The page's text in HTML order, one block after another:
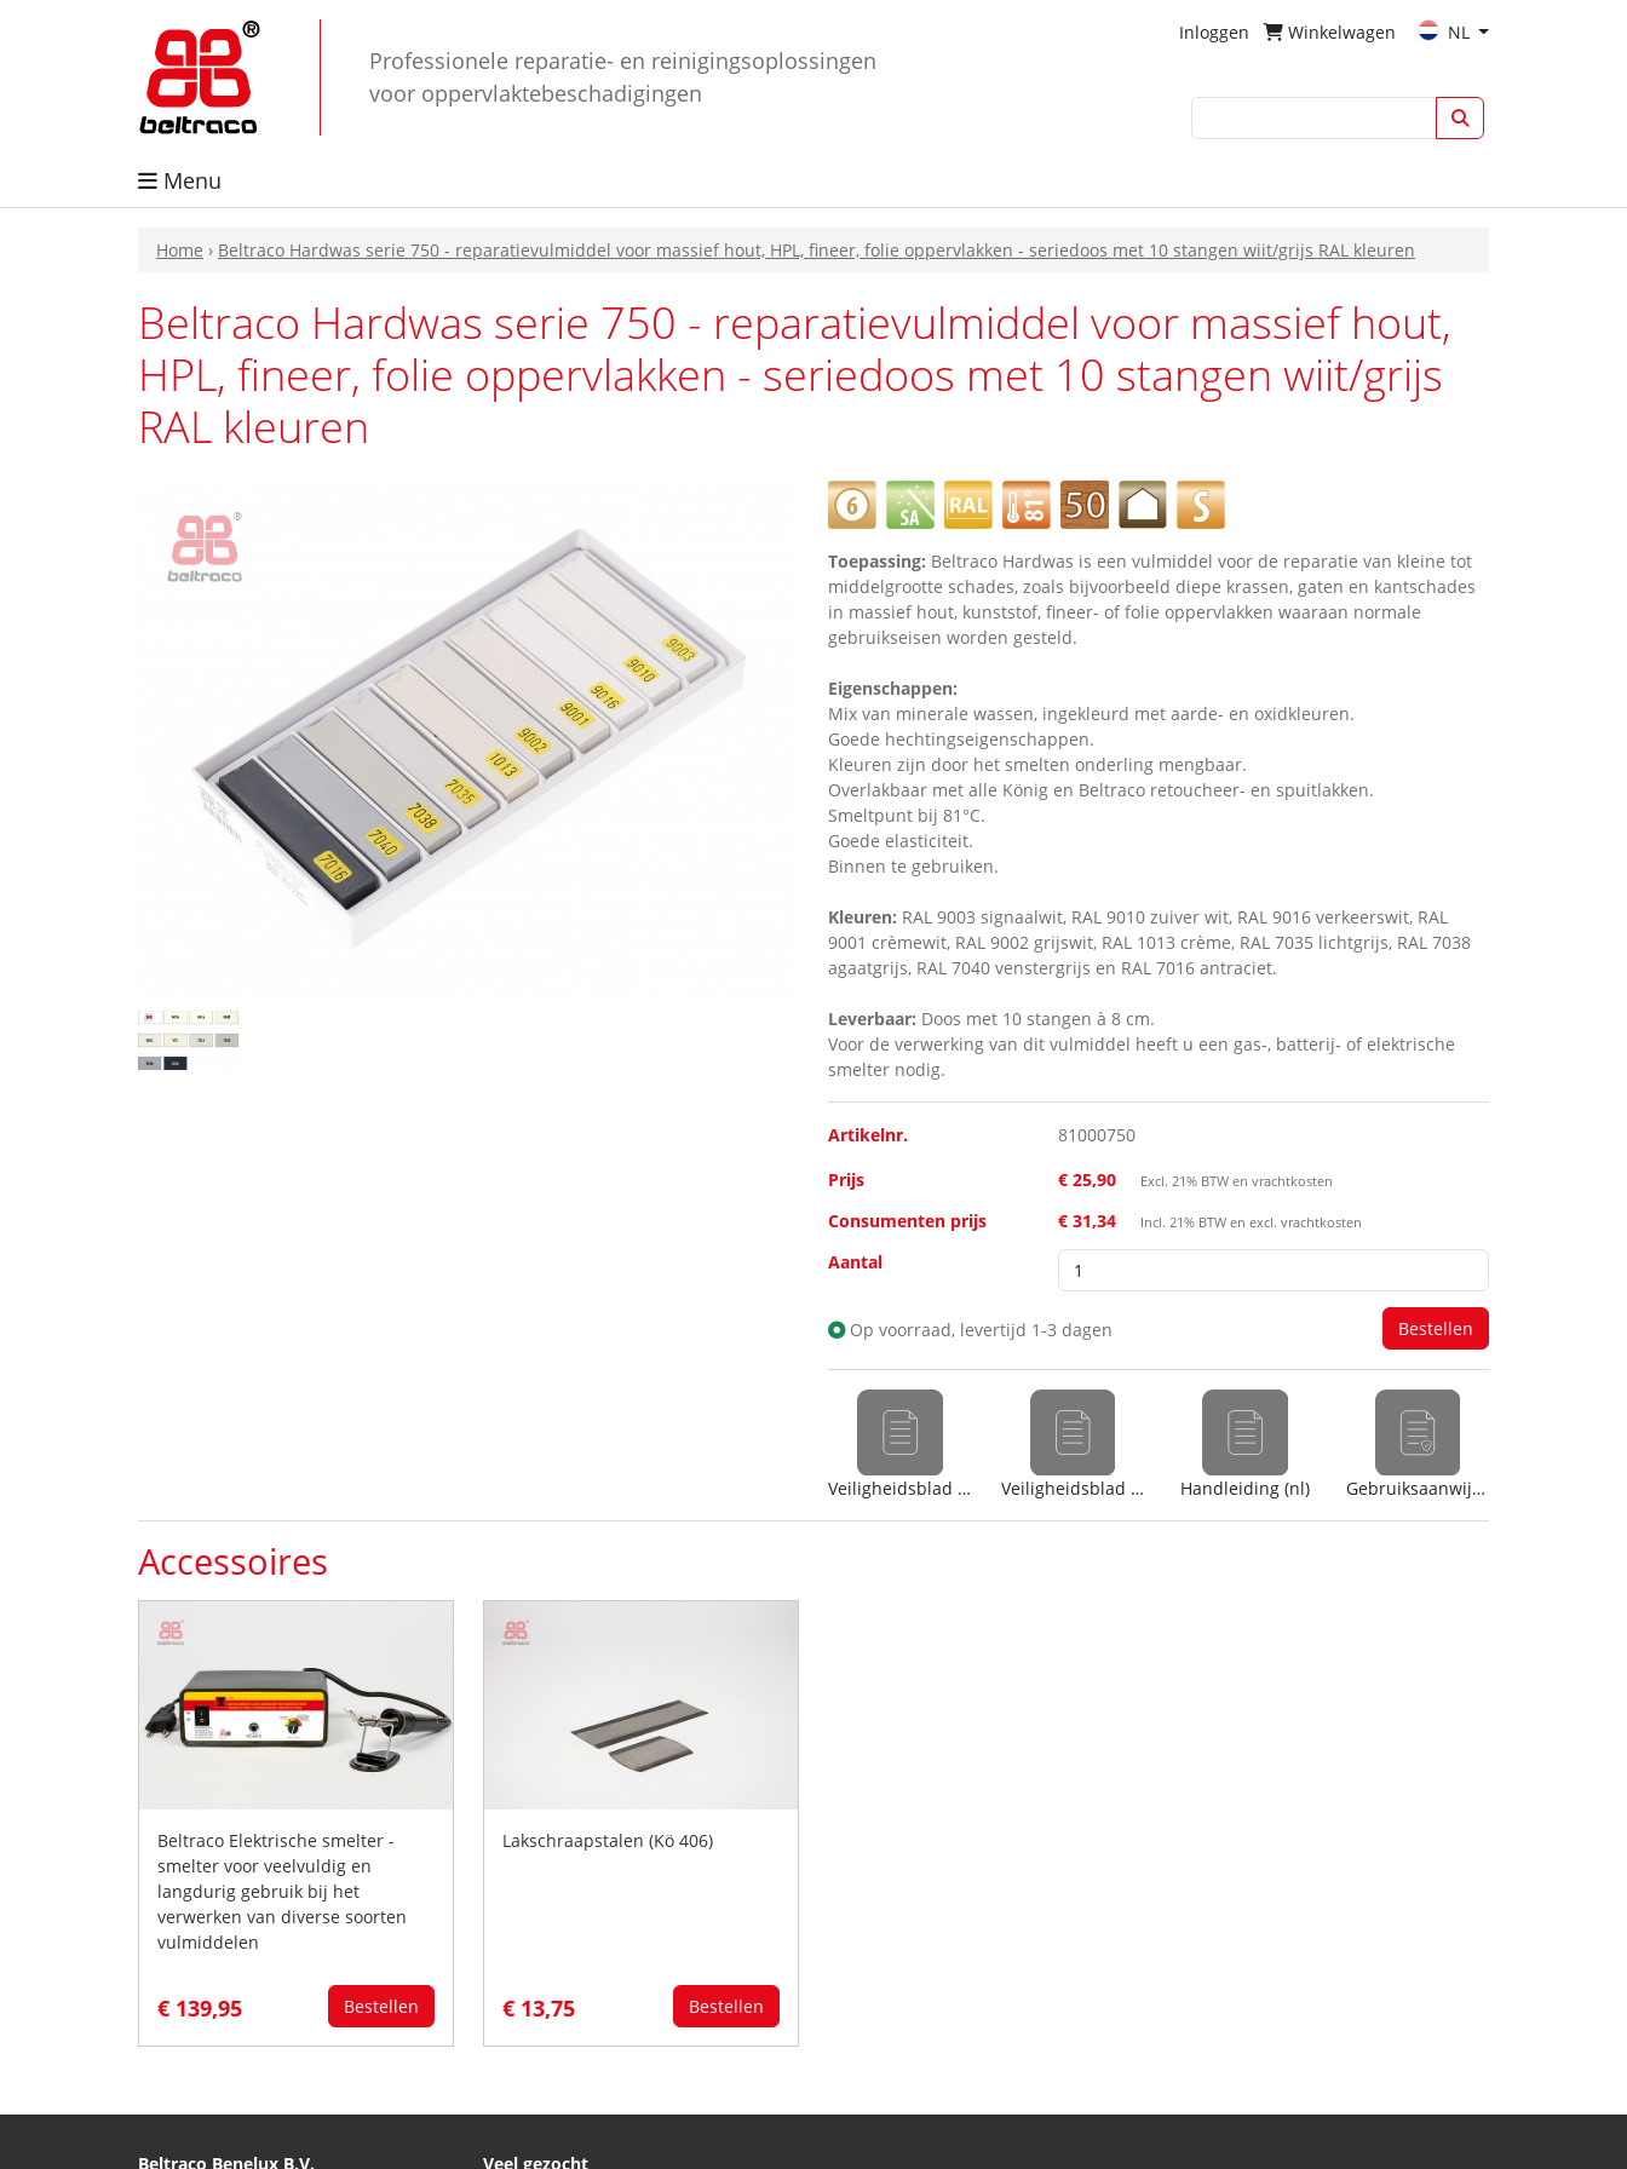
Professionele reparatie- en reinigingsoplossingen
voor oppervlaktebeschadigingen
Inloggen Winkelwagen NL
Menu
Home › Beltraco Hardwas serie 750 - reparatievulmiddel voor massief hout, HPL, fineer, folie oppervlakken - seriedoos met 10 stangen wiit/grijs RAL kleuren
Beltraco Hardwas serie 750 - reparatievulmiddel voor massief hout,
HPL, fineer, folie oppervlakken - seriedoos met 10 stangen wiit/grijs
RAL kleuren
Toepassing: Beltraco Hardwas is een vulmiddel voor de reparatie van kleine tot
middelgrootte schades, zoals bijvoorbeeld diepe krassen, gaten en kantschades
in massief hout, kunststof, fineer- of folie oppervlakken waaraan normale
gebruikseisen worden gesteld.
Eigenschappen:
Mix van minerale wassen, ingekleurd met aarde- en oxidkleuren.
Goede hechtingseigenschappen.
Kleuren zijn door het smelten onderling mengbaar.
Overlakbaar met alle König en Beltraco retoucheer- en spuitlakken.
Smeltpunt bij 81°C.
Goede elasticiteit.
Binnen te gebruiken.
Kleuren: RAL 9003 signaalwit, RAL 9010 zuiver wit, RAL 9016 verkeerswit, RAL
9001 crèmewit, RAL 9002 grijswit, RAL 1013 crème, RAL 7035 lichtgrijs, RAL 7038
agaatgrijs, RAL 7040 venstergrijs en RAL 7016 antraciet.
Leverbaar: Doos met 10 stangen à 8 cm.
Voor de verwerking van dit vulmiddel heeft u een gas-, batterij- of elektrische
smelter nodig.
Artikelnr.
81000750
Prijs
€ 25,90 Excl. 21% BTW en vrachtkosten
Consumenten prijs € 31,34 Incl. 21% BTW en excl. vrachtkosten
Aantal
Op voorraad, levertijd 1-3 dagen
Veiligheidsblad (nl) Veiligheidsblad (en) Handleiding (nl) Gebruiksaanwijzing
Accessoires
Beltraco Elektrische smelter -
smelter voor veelvuldig en
langdurig gebruik bij het
verwerken van diverse soorten
vulmiddelen
€ 139,95 Bestellen
Lakschraapstalen (Kö 406)
€ 13,75 Bestellen
Beltraco Benelux B.V. Veel gezocht